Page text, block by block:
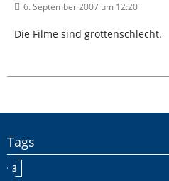
6. September 2007 um 12:20
Die Filme sind grottenschlecht.
Tags
3